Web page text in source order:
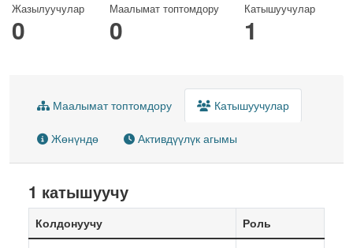
Жазылуучулар
0
Маалымат топтомдору
0
Катышуучулар
1
Маалымат топтомдору Катышуучулар
Жөнүндө Активдүүлүк агымы
1 катышуучу
Колдонуучу
Роль